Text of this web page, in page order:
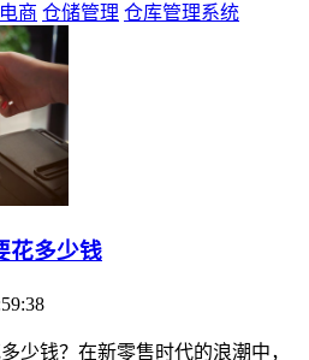
商 仓储管理 仓库管理系统
花多少钱
少钱？在新零售时代的浪潮中，